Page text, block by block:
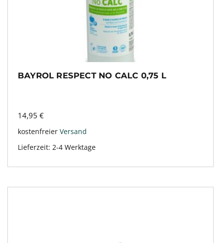
BAYROL RESPECT NO CALC 0,75 L
14,95 €
kostenfreier Versand
Lieferzeit: 2-4 Werktage